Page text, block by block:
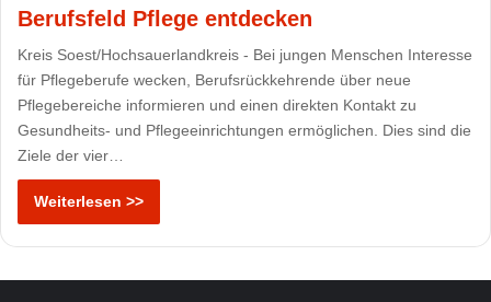
Berufsfeld Pflege entdecken
Kreis Soest/Hochsauerlandkreis - Bei jungen Menschen Interesse
für Pflegeberufe wecken, Berufsrückkehrende über neue
Pflegebereiche informieren und einen direkten Kontakt zu
Gesundheits- und Pflegeeinrichtungen ermöglichen. Dies sind die
Ziele der vier…
Weiterlesen >>